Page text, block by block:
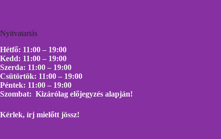
Nyitvatartás
Hétfő: 11:00 – 19:00
Kedd: 11:00 – 19:00
Szerda: 11:00 – 19:00
Csütörtök: 11:00 – 19:00
Péntek: 11:00 – 19:00
Szombat: Kizárólag előjegyzés alapján!
Kérlek, írj mielőtt jössz!